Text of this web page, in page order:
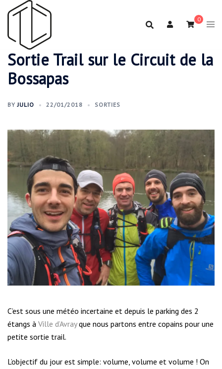
Aller
0
Sortie Trail sur le Circuit de la
Bossapas
BYJULIO 22/01/2018 SORTIES
C’est sous une météo incertaine et depuis le parking des 2
étangs à Ville d’Avrayque nous partons entre copains pour une
petite sortie trail.
L’objectif du jour est simple: volume, volume et volume ! On